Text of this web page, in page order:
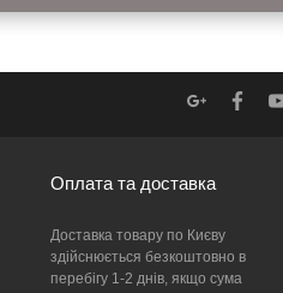
Оплата та доставка
Доставка товару по Києву
здійснюється безкоштовно в
перебігу 1-2 днів, якщо сума